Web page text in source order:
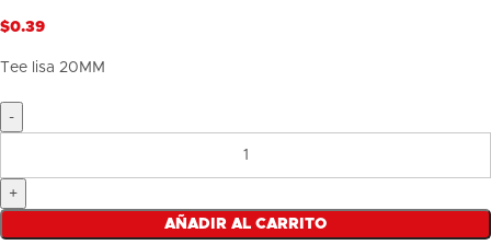
$
Tee lisa 20MM
AÑADIR AL CARRITO